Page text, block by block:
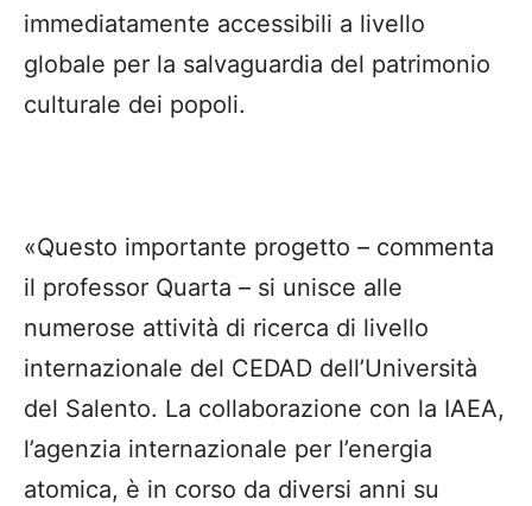
immediatamente accessibili a livello
globale per la salvaguardia del patrimonio
culturale dei popoli.
«Questo importante progetto – commenta
il professor Quarta – si unisce alle
numerose attività di ricerca di livello
internazionale del CEDAD dell’Università
del Salento. La collaborazione con la IAEA,
l’agenzia internazionale per l’energia
atomica, è in corso da diversi anni su